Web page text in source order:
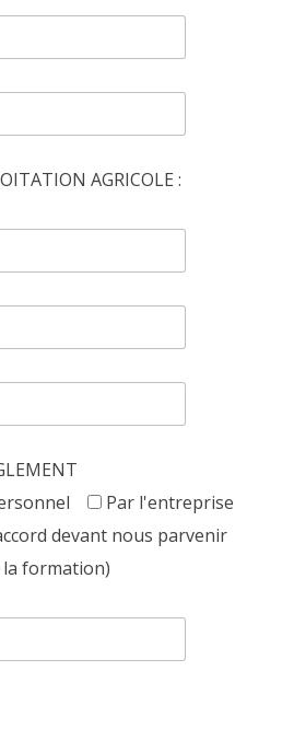
AGRICOLE :
Par l'entreprise
devant nous parvenir
formation)